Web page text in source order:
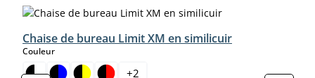
Chaise de bureau Limit XM en similicuir
Couleurselect
+2